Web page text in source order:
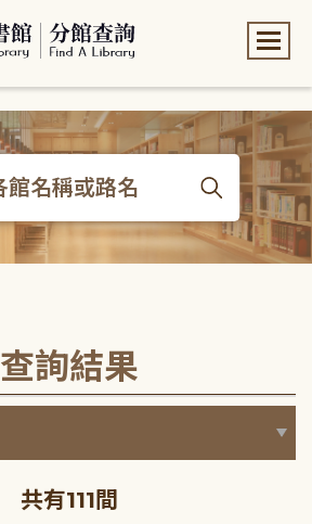
查詢結果
共有111間